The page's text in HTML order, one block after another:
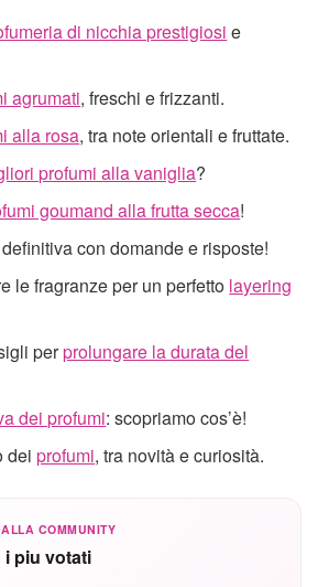
di nicchia prestigiosi e
agrumati, freschi e frizzanti.
alla rosa, tra note orientali e fruttate.
profumi alla vaniglia?
goumand alla frutta secca!
definitiva con domande e risposte!
le fragranze per un perfetto layering
perprolungare la durata del
dei profumi: scopriamo cos’è!
deiprofumi, tra novità e curiosità.
COMMUNITY
piu votati